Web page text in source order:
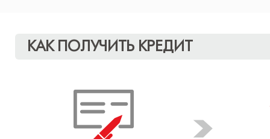
КАК ПОЛУЧИТЬ КРЕДИТ